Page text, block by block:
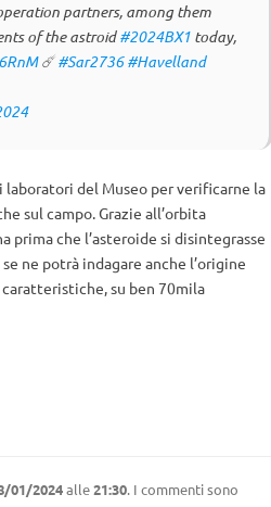
partners, among them
of the astroid#2024BX1today,
☄️#Sar2736 #Havelland
del Museo per verificarne la
sul campo. Grazie all’orbita
che l’asteroide si disintegrasse
ne potrà indagare anche l’origine
su ben 70mila
01/2024alle21:30. I commenti sono